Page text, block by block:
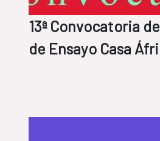
13ª Convocatoria
de Ensayo Casa